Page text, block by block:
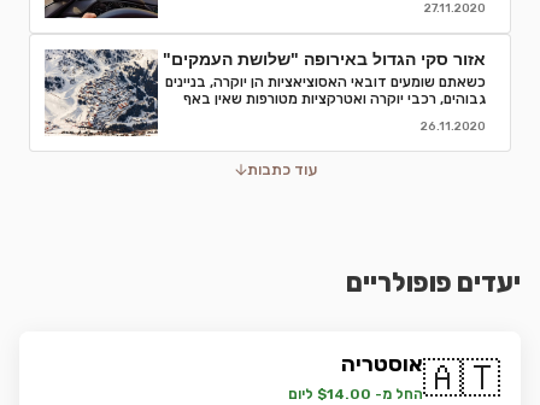
הציבורית ולבחור השכרת רכב
27.11.2020
אזור סקי הגדול באירופה "שלושת העמקים"
כשאתם שומעים דובאי האסוציאציות הן יוקרה, בניינים
גבוהים, רכבי יוקרה ואטרקציות מטורפות שאין באף
כלל מפגישות.
26.11.2020
עוד כתבות
יעדים פופולריים
🇦🇹אוסטריה
החל מ- $14.00 ליום